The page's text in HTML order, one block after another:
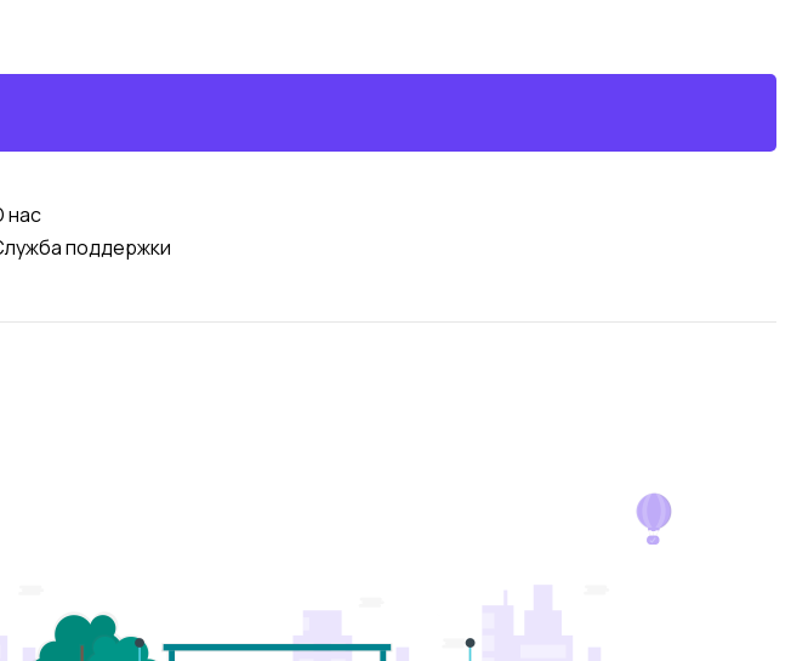
нас
поддержки